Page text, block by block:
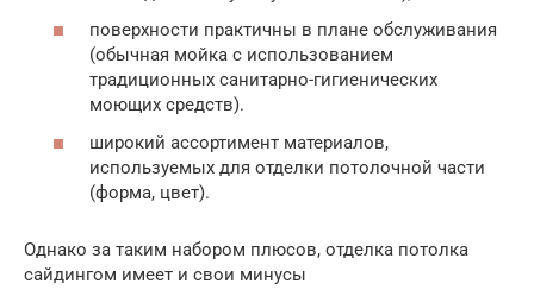
поверхности практичны в плане обслуживания
(обычная мойка с использованием
традиционных санитарно-гигиенических
моющих средств).
широкий ассортимент материалов,
используемых для отделки потолочной части
(форма, цвет).
Однако за таким набором плюсов, отделка потолка
сайдингом имеет и свои минусы